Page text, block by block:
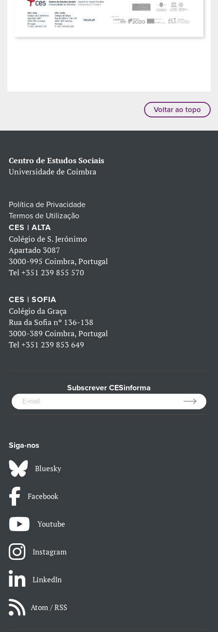
Voltar ao topo
Centro de Estudos Sociais
Universidade de Coimbra
Política de Privacidade
Termos de Utilização
CES | ALTA
Colégio de S. Jerónimo
Apartado 3087
3000-995 Coimbra, Portugal
Tel +351 239 855 570
CES | SOFIA
Colégio da Graça
Rua da Sofia nº 136-138
3000-389 Coimbra, Portugal
Tel +351 239 853 649
Subscrever CESinforma
Siga-nos
Bluesky
Facebook
Youtube
Instagram
LinkedIn
Atom / RSS